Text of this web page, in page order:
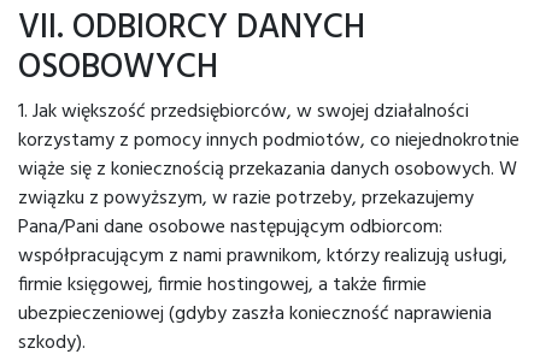
VII. ODBIORCY DANYCH
OSOBOWYCH
1. Jak większość przedsiębiorców, w swojej działalności
korzystamy z pomocy innych podmiotów, co niejednokrotnie
wiąże się z koniecznością przekazania danych osobowych. W
związku z powyższym, w razie potrzeby, przekazujemy
Pana/Pani dane osobowe następującym odbiorcom:
współpracującym z nami prawnikom, którzy realizują usługi,
firmie księgowej, firmie hostingowej, a także firmie
ubezpieczeniowej (gdyby zaszła konieczność naprawienia
szkody).